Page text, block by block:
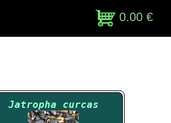
0.00 €
Jatropha curcas